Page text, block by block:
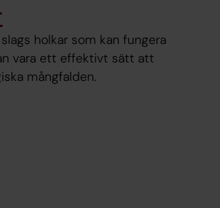
holkar som kan fungera
vara ett effektivt sätt att
mångfalden.